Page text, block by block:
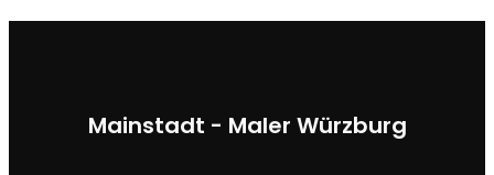
Mainstadt - Maler Würzburg